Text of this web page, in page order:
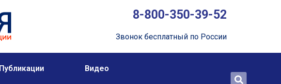
8-800-350-39-52
Звонок бесплатный по России
Публикации Видео